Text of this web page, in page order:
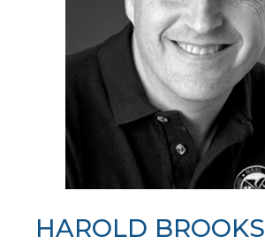
HAROLD BROOKS